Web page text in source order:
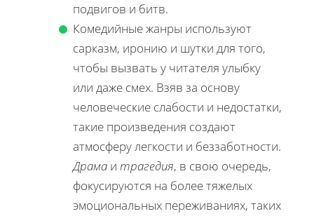
подвигов и битв.
Комедийные жанры используют
сарказм, иронию и шутки для того,
чтобы вызвать у читателя улыбку
или даже смех. Взяв за основу
человеческие слабости и недостатки,
такие произведения создают
атмосферу легкости и беззаботности.
Драма и трагедия, в свою очередь,
фокусируются на более тяжелых
эмоциональных переживаниях, таких